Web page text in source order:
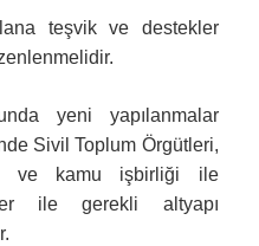
teşvik ve destekler
yeni yapılanmalar
Sivil Toplum Örgütleri,
ve kamu işbirliği ile
ile gerekli altyapı